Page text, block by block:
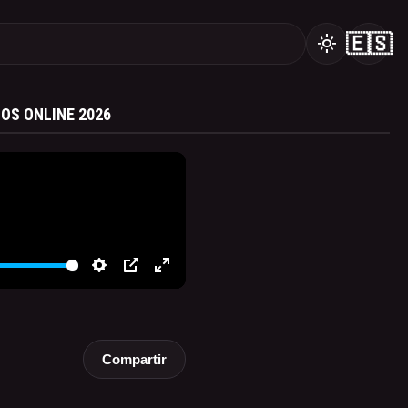
light_mode 🇪🇸
ONLINE 2026
Compartir